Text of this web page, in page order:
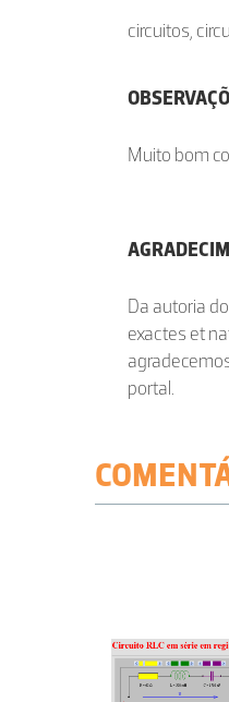
circuitos,
Muito bom
Da autoria
exactes et
portal.